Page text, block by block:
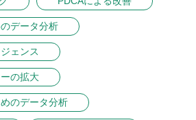
データ分析
ェンス
の拡大
のデータ分析